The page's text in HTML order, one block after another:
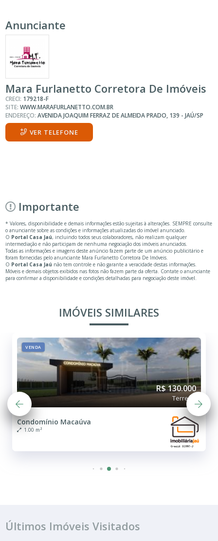
Anunciante
Mara Furlanetto Corretora De Imóveis
CRECI: 179218-F
SITE:WWW.MARAFURLANETTO.COM.BR
ENDEREÇO:AVENIDA JOAQUIM FERRAZ DE ALMEIDA PRADO, 139 - JAÚ/SP
VER TELEFONE
Importante
* Valores, disponibilidade e demais informações estão sujeitas à alterações. SEMPRE consulte
o anunciante sobre as condições e informações atualizadas do imóvel anunciado.
O Portal Casa Jaú, incluindo todos seus colaboradores, não realizam qualquer
intermediação e não participam de nenhuma negociação dos imóveis anunciados.
Todas as informações e imagens deste anúncio fazem parte de um anúncio publicitário e
foram fornecidas pelo anunciante Mara Furlanetto Corretora De Imóveis.
O Portal Casa Jaú não tem controle e não garante a veracidade destas informações.
Móveis e demais objetos exibidos nas fotos não fazem parte da oferta. Contate o anunciante
para confirmar a disponibilidade e condições detalhadas para negociação deste imóvel.
IMÓVEIS SIMILARES
VENDA
R$ 130.000
Terreno
Condomínio Macaúva
1.00 m²
Últimos Imóveis Visitados